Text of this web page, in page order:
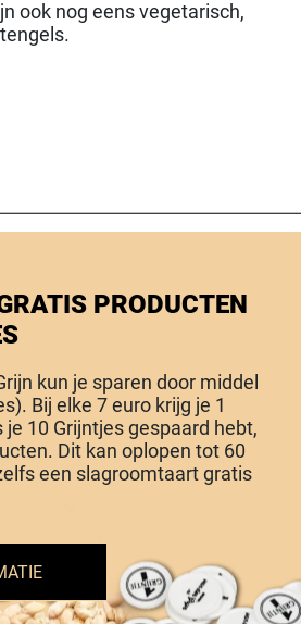
ook nog eens vegetarisch,
PRODUCTEN
kun je sparen door middel
Bij elke 7 euro krijg je 1
10 Grijntjes gespaard hebt,
Dit kan oplopen tot 60
een slagroomtaart gratis